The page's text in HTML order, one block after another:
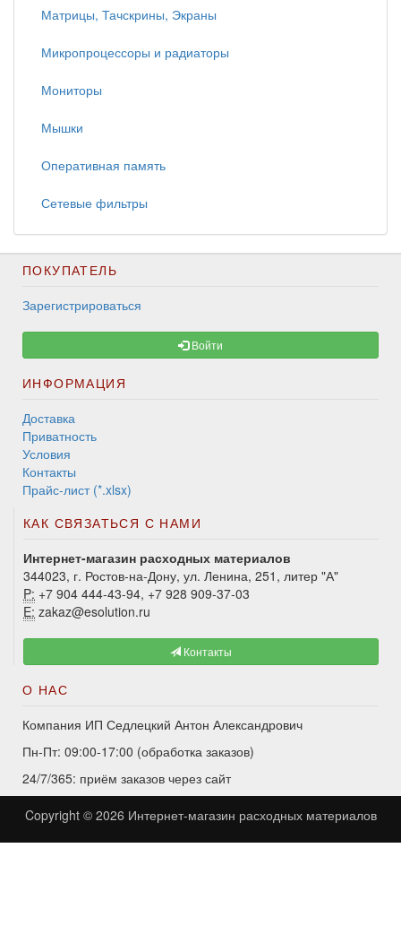
Матрицы, Тачскрины, Экраны
Микропроцессоры и радиаторы
Мониторы
Мышки
Оперативная память
Сетевые фильтры
ПОКУПАТЕЛЬ
Зарегистрироваться
Войти
ИНФОРМАЦИЯ
Доставка
Приватность
Условия
Контакты
Прайс-лист (*.xlsx)
КАК СВЯЗАТЬСЯ С НАМИ
Интернет-магазин расходных материалов
344023, г. Ростов-на-Дону, ул. Ленина, 251, литер "А"
P: +7 904 444-43-94, +7 928 909-37-03
E: zakaz@esolution.ru
Контакты
О НАС
Компания ИП Седлецкий Антон Александрович
Пн-Пт: 09:00-17:00 (обработка заказов)
24/7/365: приём заказов через сайт
Copyright © 2026 Интернет-магазин расходных материалов